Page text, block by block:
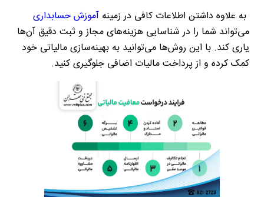
به علاوه داشتن اطلاعات کافی در زمینه آموزش حسابداری
می‌تواند شما را در شناسایی هزینه‌های مجاز و ثبت دقیق آن‌ها
یاری کند. با این روش‌ها می‌توانید به بهینه‌سازی مالیاتی خود
کمک کرده و از پرداخت مالیات اضافی جلوگیری کنید.